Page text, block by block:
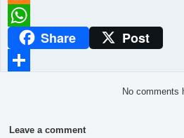
Meneame
WhatsAppShare Post
No comments
Leave a comment